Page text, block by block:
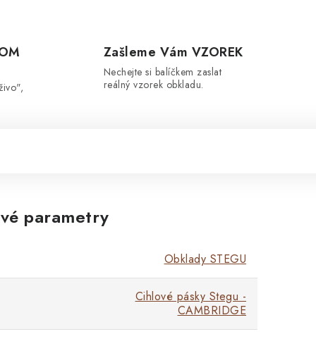
Zašleme Vám VZOREK
Nechejte si balíčkem zaslat
reálný vzorek obkladu.
parametry
Obklady STEGU
Cihlové pásky Stegu -
CAMBRIDGE